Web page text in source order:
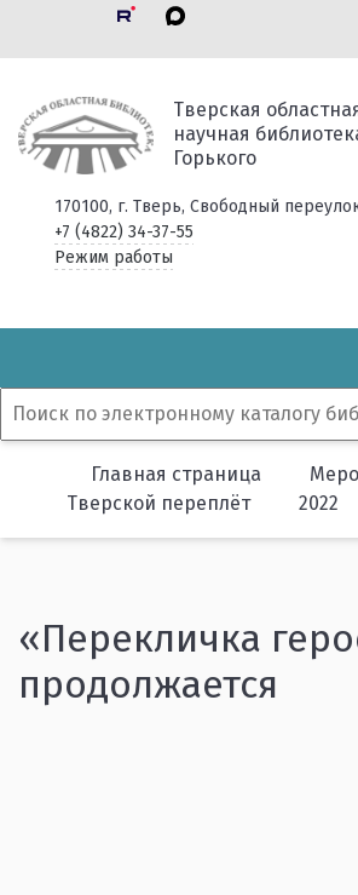
Тверская
научная
Горького
170100, г. Тверь, Свободный
+7 (4822) 34-37-55
Режим работы
Главная страница
Тверской переплёт
2022
«Перекличка
продолжается